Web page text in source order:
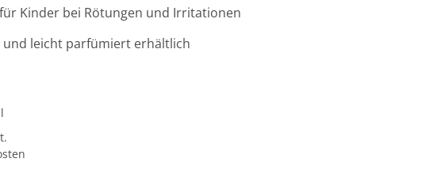
Kinder bei Rötungen und Irritationen
und leicht parfümiert erhältlich